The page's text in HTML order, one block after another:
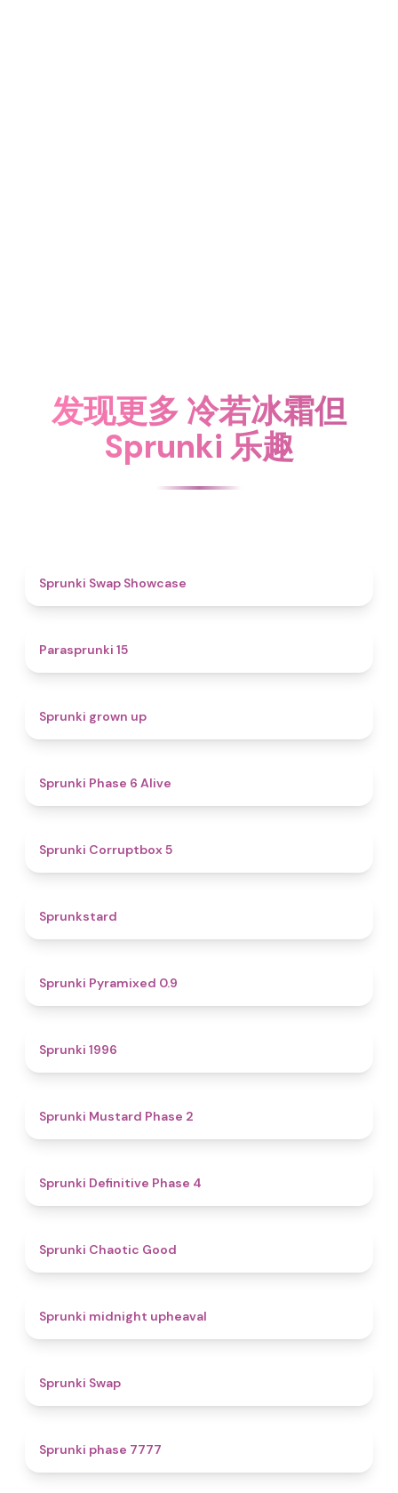
发现更多 冷若冰霜但
Sprunki 乐趣
Sprunki Swap Showcase
Parasprunki 15
Sprunki grown up
Sprunki Phase 6 Alive
Sprunki Corruptbox 5
Sprunkstard
Sprunki Pyramixed 0.9
Sprunki 1996
Sprunki Mustard Phase 2
Sprunki Definitive Phase 4
Sprunki Chaotic Good
Sprunki midnight upheaval
Sprunki Swap
Sprunki phase 7777